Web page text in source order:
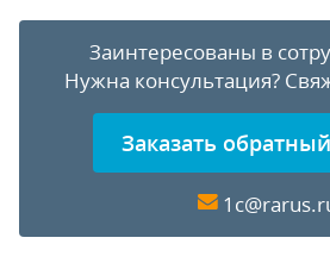
Заинтересованы в
Нужна консультация?
Заказать